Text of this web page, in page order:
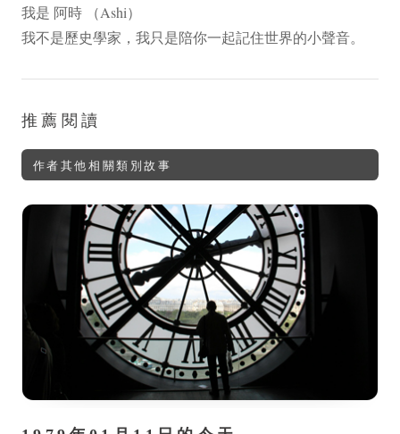
我是 阿時 （Ashi）
我不是歷史學家，我只是陪你一起記住世界的小聲音。
推薦閱讀
作者其他相關類別故事